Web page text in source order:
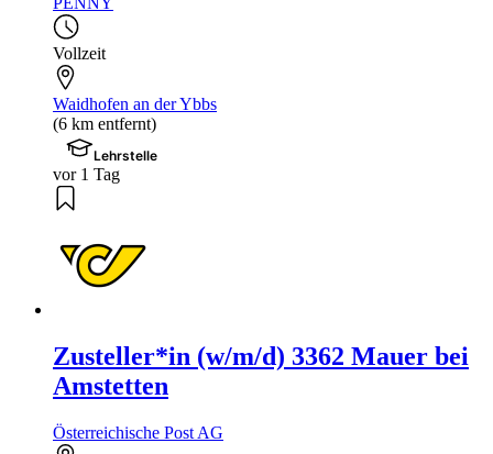
Vollzeit
Waidhofen an der Ybbs
(6 km entfernt)
Lehrstelle
vor 1 Tag
Zusteller*in (w/m/d) 3362 Mauer bei
Amstetten
Österreichische Post AG